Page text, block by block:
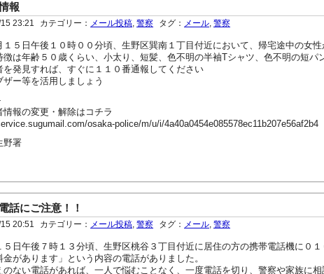
報
23:21 カテゴリー： メール投稿 警察 タグ： メール 警察
５日午後１０時００分頃、生野区巽南１丁目付近において、帰宅途中の女性
は年齢５０歳くらい、小太り、短髪、色不明の半袖Tシャツ、色不明の短パ
を発見すれば、すぐに１１０番通報してください
ザー等を活用しましょう
報の変更・解除はコチラ
osaka-police/m/u/i/4a40a0454e085578ec11b207e56af2b4
野署
話にご注意！！
20:51 カテゴリー： メール投稿 警察 タグ： メール 警察
５日午後７時１３分頃、生野区桃谷３丁目付近に居住の方の携帯電話機に０
金があります」という内容の電話がありました。
のない電話があれば、一人で悩むことなく、一度電話を切り、警察や家族に相